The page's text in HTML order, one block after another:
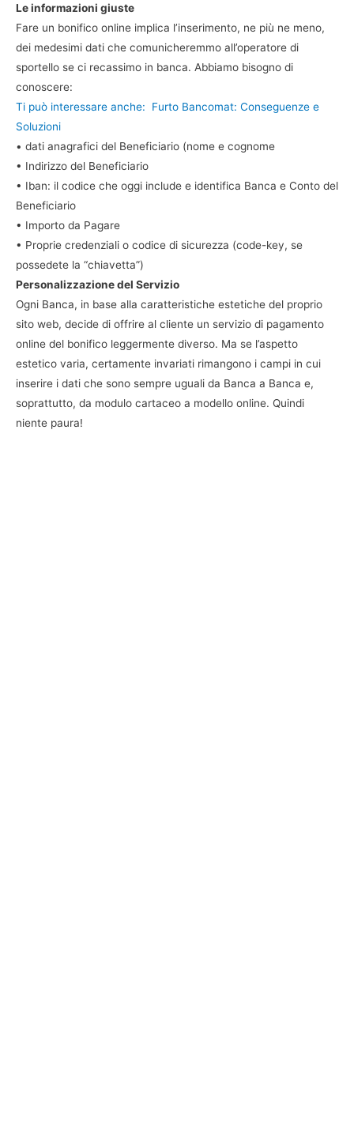
Le informazioni giuste
Fare un bonifico online implica l’inserimento, ne più ne meno,
dei medesimi dati che comunicheremmo all’operatore di
sportello se ci recassimo in banca. Abbiamo bisogno di
conoscere:
Ti può interessare anche:
Furto Bancomat: Conseguenze e
Soluzioni
• dati anagrafici del Beneficiario (nome e cognome
• Indirizzo del Beneficiario
• Iban: il codice che oggi include e identifica Banca e Conto del
Beneficiario
• Importo da Pagare
• Proprie credenziali o codice di sicurezza (code-key, se
possedete la “chiavetta”)
Personalizzazione del Servizio
Ogni Banca, in base alla caratteristiche estetiche del proprio
sito web, decide di offrire al cliente un servizio di pagamento
online del bonifico leggermente diverso. Ma se l’aspetto
estetico varia, certamente invariati rimangono i campi in cui
inserire i dati che sono sempre uguali da Banca a Banca e,
soprattutto, da modulo cartaceo a modello online. Quindi
niente paura!